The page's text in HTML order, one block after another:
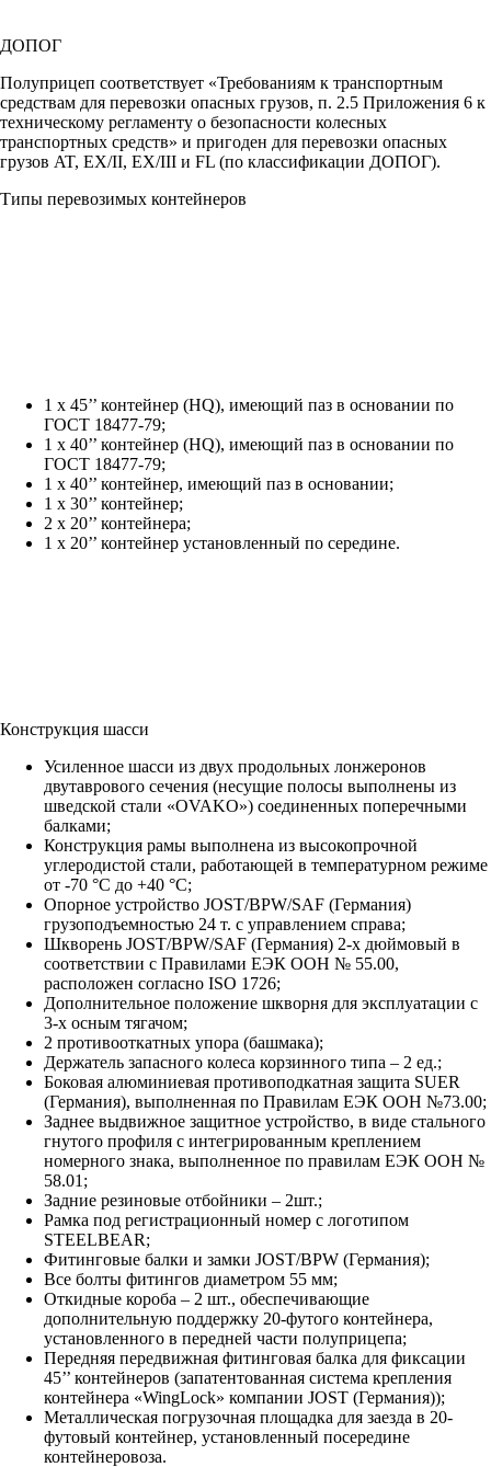
ДОПОГ
Полуприцеп соответствует «Требованиям к транспортным
средствам для перевозки опасных грузов, п. 2.5 Приложения 6 к
техническому регламенту о безопасности колесных
транспортных средств» и пригоден для перевозки опасных
грузов AT, EX/II, EX/III и FL (по классификации ДОПОГ).
Типы перевозимых контейнеров
1 х 45’’ контейнер (HQ), имеющий паз в основании по
ГОСТ 18477-79;
1 х 40’’ контейнер (HQ), имеющий паз в основании по
ГОСТ 18477-79;
1 х 40’’ контейнер, имеющий паз в основании;
1 х 30’’ контейнер;
2 х 20’’ контейнера;
1 х 20’’ контейнер установленный по середине.
Конструкция шасси
Усиленное шасси из двух продольных лонжеронов
двутаврового сечения (несущие полосы выполнены из
шведской стали «OVAKO») соединенных поперечными
балками;
Конструкция рамы выполнена из высокопрочной
углеродистой стали, работающей в температурном режиме
от -70 °С до +40 °С;
Опорное устройство JOST/BPW/SAF (Германия)
грузоподъемностью 24 т. с управлением справа;
Шкворень JOST/BPW/SAF (Германия) 2-х дюймовый в
соответствии с Правилами ЕЭК ООН № 55.00,
расположен согласно ISO 1726;
Дополнительное положение шкворня для эксплуатации с
3-х осным тягачом;
2 противооткатных упора (башмака);
Держатель запасного колеса корзинного типа – 2 ед.;
Боковая алюминиевая противоподкатная защита SUER
(Германия), выполненная по Правилам ЕЭК ООН №73.00;
Заднее выдвижное защитное устройство, в виде стального
гнутого профиля с интегрированным креплением
номерного знака, выполненное по правилам ЕЭК ООН №
58.01;
Задние резиновые отбойники – 2шт.;
Рамка под регистрационный номер с логотипом
STEELBEAR;
Фитинговые балки и замки JOST/BPW (Германия);
Все болты фитингов диаметром 55 мм;
Откидные короба – 2 шт., обеспечивающие
дополнительную поддержку 20-футого контейнера,
установленного в передней части полуприцепа;
Передняя передвижная фитинговая балка для фиксации
45’’ контейнеров (запатентованная система крепления
контейнера «WingLock» компании JOST (Германия));
Металлическая погрузочная площадка для заезда в 20-
футовый контейнер, установленный посередине
контейнеровоза.